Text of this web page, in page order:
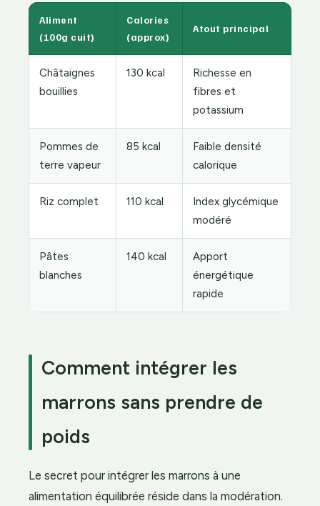
Aliment
(100g cuit)
Calories
(approx)
Atout principal
Châtaignes
bouillies
130 kcal
Richesse en
fibres et
potassium
Pommes de
terre vapeur
85 kcal
Faible densité
calorique
Riz complet 110 kcal
Index glycémique
modéré
Pâtes
blanches
140 kcal
Apport
énergétique
rapide
Comment intégrer les
marrons sans prendre de
poids
Le secret pour intégrer les marrons à une
alimentation équilibrée réside dans la modération.